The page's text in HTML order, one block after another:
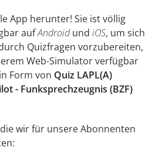
App herunter! Sie ist völlig
aufAndroidund iOS, um sich
Quizfragen vorzubereiten,
Web-Simulator verfügbar
Form von Quiz LAPL(A)
- Funksprechzeugnis (BZF)
wir für unsere Abonnenten